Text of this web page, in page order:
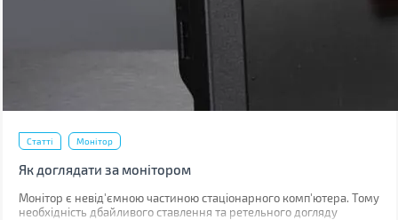
Статті Монітор
Як доглядати за монітором
Монітор є невід'ємною частиною стаціонарного комп'ютера. Тому
необхідність дбайливого ставлення та ретельного догляду